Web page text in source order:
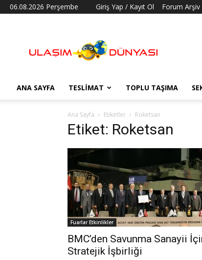
06.08.2026 Perşembe Giriş Yap / Kayıt Ol Forum Arşiv
Dünyası
ANA SAYFA TESLIMAT TOPLU TAŞIMA
Ana Sayfa Etiketler Roketsan
Etiket: Roketsan
Fuarlar Etkinlikler
BMC’den Savunma Sanayii
Stratejik İşbirliği